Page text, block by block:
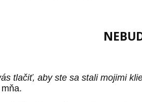
tlačiť, aby ste sa stali mojimi